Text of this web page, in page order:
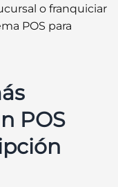
o franquiciar
POS para
POS